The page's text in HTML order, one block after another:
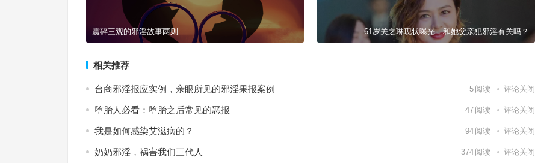
震碎三观的邪淫故事两则 61岁关之琳现状曝光，和她父亲犯邪淫有关吗？
相关推荐
台商邪淫报应实例，亲眼所见的邪淫果报案例 5 阅读 评论关闭
堕胎人必看：堕胎之后常见的恶报 47 阅读 评论关闭
我是如何感染艾滋病的？ 94 阅读 评论关闭
奶奶邪淫，祸害我们三代人 374 阅读 评论关闭